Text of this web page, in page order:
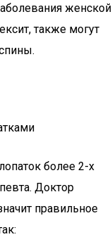
женской
также могут
более 2-х
Доктор
правильное